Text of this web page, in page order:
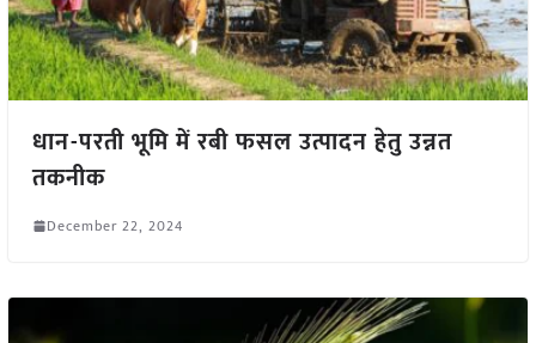
धान-परती भूमि में रबी फसल उत्पादन हेतु उन्नत
तकनीक
December 22, 2024